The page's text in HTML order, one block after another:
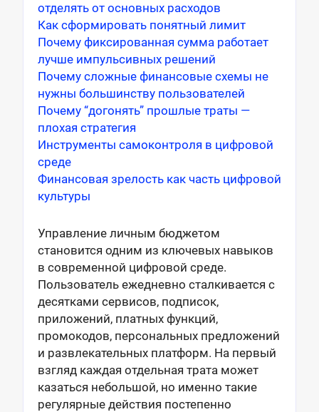
отделять от основных расходов
Как сформировать понятный лимит
Почему фиксированная сумма работает
лучше импульсивных решений
Почему сложные финансовые схемы не
нужны большинству пользователей
Почему “догонять” прошлые траты —
плохая стратегия
Инструменты самоконтроля в цифровой
среде
Финансовая зрелость как часть цифровой
культуры
Управление личным бюджетом
становится одним из ключевых навыков
в современной цифровой среде.
Пользователь ежедневно сталкивается с
десятками сервисов, подписок,
приложений, платных функций,
промокодов, персональных предложений
и развлекательных платформ. На первый
взгляд каждая отдельная трата может
казаться небольшой, но именно такие
регулярные действия постепенно